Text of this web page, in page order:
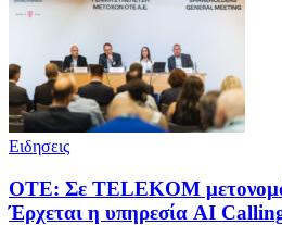
Ειδησεις
ΟΤΕ: Σε TELEKOM
Έρχεται η υπηρεσία AI